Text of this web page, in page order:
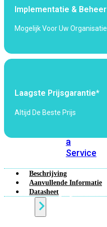
Protection
as
bekijken
FortiCare
Bundels
a
Service
Endpoint
Beveiliging
Implementatie & Beheer
Mogelijk Voor Uw Organisatie
Laagste Prijsgarantie*
Altijd De Beste Prijs
Beschrijving
Aanvullende Informatie
Datasheet